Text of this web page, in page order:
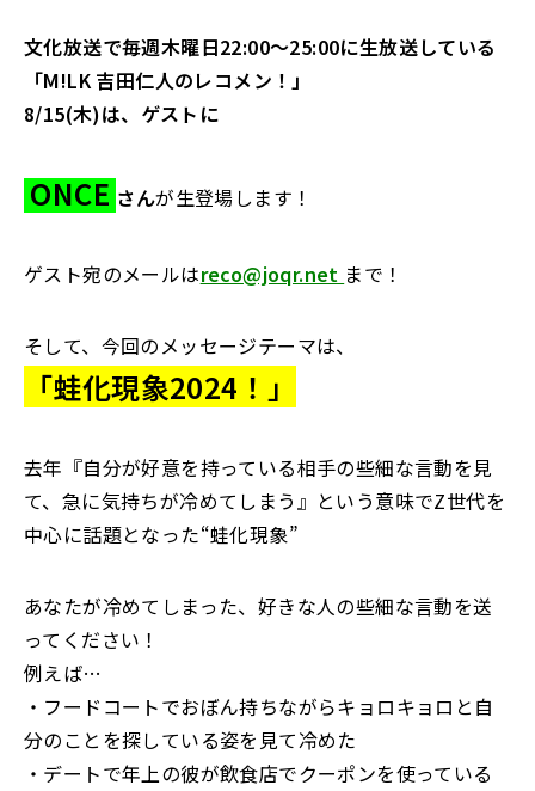
文化放送で毎週木曜日22:00～25:00に生放送している
「M!LK 吉田仁人のレコメン！」
8/15(木)は、ゲストに
ONCE さんが生登場します！
ゲスト宛のメールはreco@joqr.net まで！
そして、今回のメッセージテーマは、
「蛙化現象2024 ！ 」
去年『自分が好意を持っている相手の些細な言動を見
て、急に気持ちが冷めてしまう』という意味でZ世代を
中心に話題となった“蛙化現象”
あなたが冷めてしまった、好きな人の些細な言動を送
ってください！
例えば…
・フードコートでおぼん持ちながらキョロキョロと自
分のことを探している姿を見て冷めた
・デートで年上の彼が飲食店でクーポンを使っている